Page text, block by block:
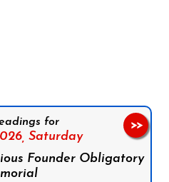
for
Saturday
Founder Obligatory
>>